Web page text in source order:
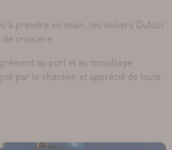
à prendre en main, les voiliers Dufour
croisière.
au port et au mouillage
par le chantier, et apprécié de toute